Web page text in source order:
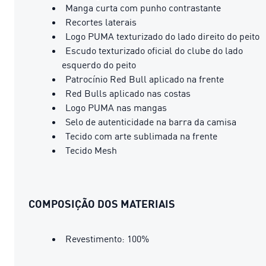
Manga curta com punho contrastante
Recortes laterais
Logo PUMA texturizado do lado direito do peito
Escudo texturizado oficial do clube do lado
esquerdo do peito
Patrocínio Red Bull aplicado na frente
Red Bulls aplicado nas costas
Logo PUMA nas mangas
Selo de autenticidade na barra da camisa
Tecido com arte sublimada na frente
Tecido Mesh
COMPOSIÇÃO DOS MATERIAIS
Revestimento: 100%